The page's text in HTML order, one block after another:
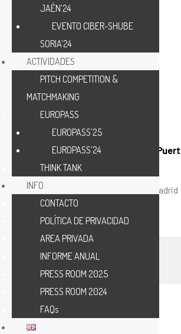
10 Abril'25
9:00 - 19:30
Universidad Carlos III de Madrid-
Campus
Ronda de Toledo, 1, Centro, 28005 Madrid
JAÉN’24
EVENTO CIBER-SHUBE
SORIA’24
ACTIVIDADES
PITCH COMPETITION &
MATCHMAKING
EUROPASS
EUROPASS’25
EUROPASS’24
THINK TANK
INFO
CONTACTO
POLÍTICA DE PRIVACIDAD
AREA PRIVADA
INFORME ANUAL
PRESS ROOM 2025
PRESS ROOM 2024
FAQs